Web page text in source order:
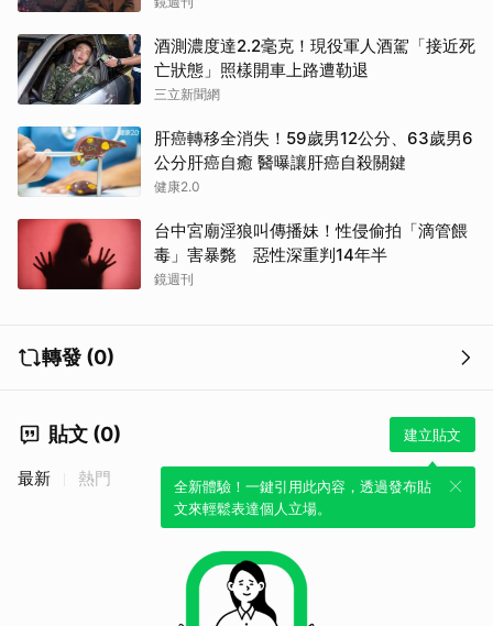
酒測濃度達2.2毫克！現役軍人酒駕「接近死
亡狀態」照樣開車上路遭勒退
三立新聞網
肝癌轉移全消失！59歲男12公分、63歲男6
公分肝癌自癒 醫曝讓肝癌自殺關鍵
健康2.0
台中宮廟淫狼叫傳播妹！性侵偷拍「滴管餵
毒」害暴斃 惡性深重判14年半
鏡週刊
轉發 (0)
貼文 (0) 建立貼文
全新體驗！一鍵引用此內容，透過發布貼
文來輕鬆表達個人立場。
最新 熱門